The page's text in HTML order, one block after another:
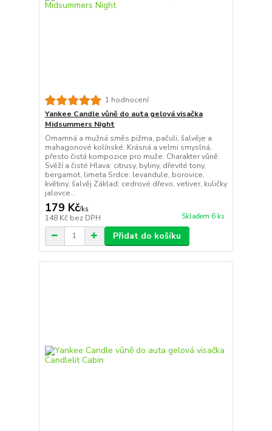
1 hodnocení
Yankee Candle vůně do auta gelová visačka
Midsummers Night
Omamná a mužná směs pižma, pačuli, šalvěje a
mahagonové kolínské. Krásná a velmi smyslná,
přesto čistá kompozice pro muže. Charakter vůně:
Svěží a čisté Hlava: citrusy, byliny, dřevité tony,
bergamot, limeta Srdce: levandule, borovice,
květiny, šalvěj Základ: cedrové dřevo, vetiver, kuličky
jalovce...
179 Kč/ks
148 Kč bez DPH Skladem 6 ks
Přidat do košíku